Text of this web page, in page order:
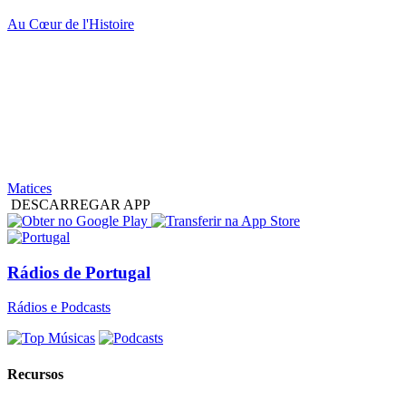
Au Cœur de l'Histoire
Matices
DESCARREGAR APP
Rádios de Portugal
Rádios e Podcasts
Recursos